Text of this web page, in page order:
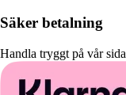
Säker betalning
Handla tryggt på vår sida